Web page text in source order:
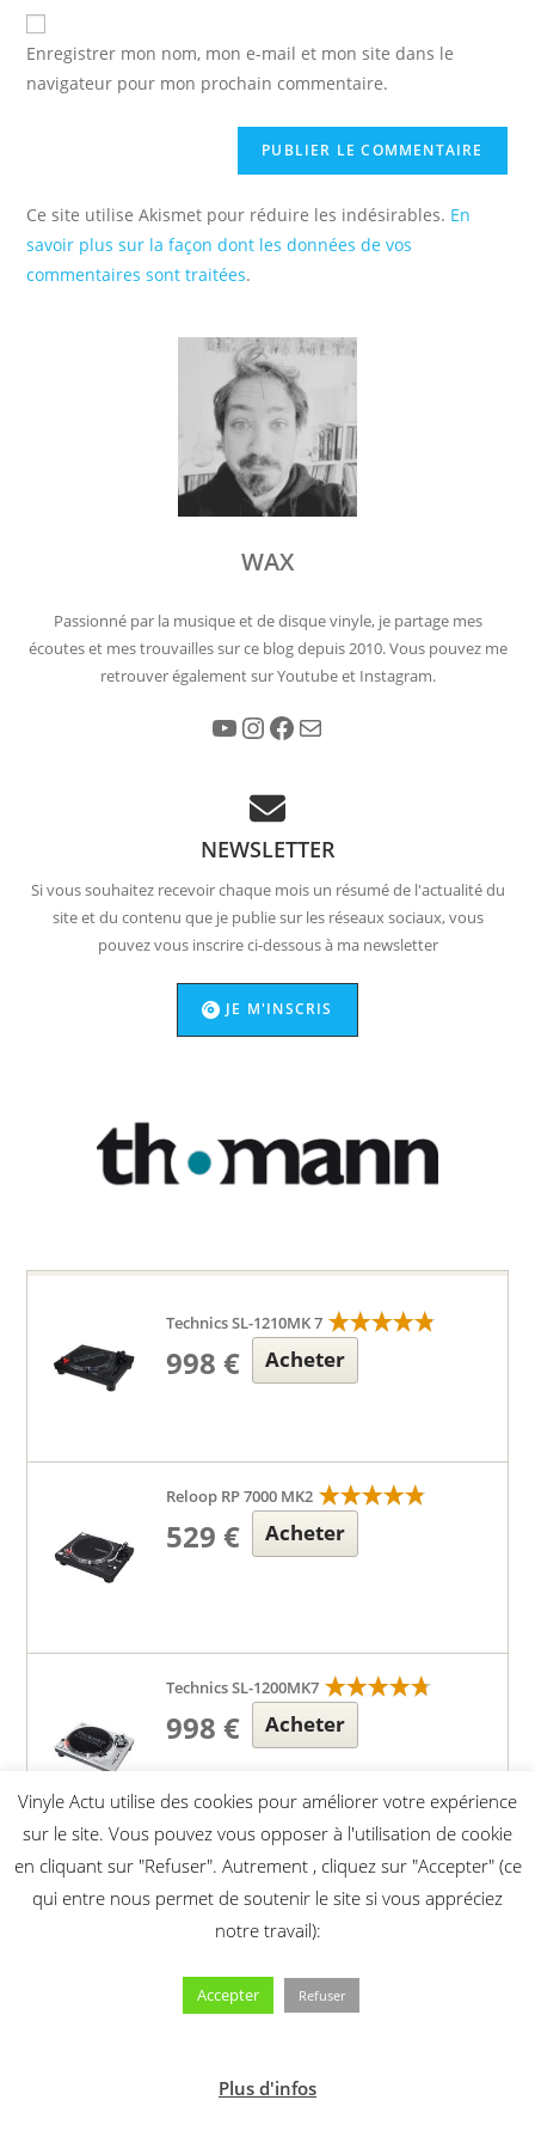
comment
de
votre
(facultatif)
Enregistrer mon nom, mon e-mail et mon site dans le
navigateur pour mon prochain commentaire.
Ce site utilise Akismet pour réduire les indésirables. En
savoir plus sur la façon dont les données de vos
commentaires sont traitées.
WAX
Passionné par la musique et de disque vinyle, je partage mes
écoutes et mes trouvailles sur ce blog depuis 2010. Vous pouvez me
retrouver également sur Youtube et Instagram.
YouTube Instagram Facebook
NEWSLETTER
Si vous souhaitez recevoir chaque mois un résumé de l'actualité du
site et du contenu que je publie sur les réseaux sociaux, vous
pouvez vous inscrire ci-dessous à ma newsletter
JE M'INSCRIS
Technics SL-1210MK 7
998 € Acheter
Reloop RP 7000 MK2
529 € Acheter
Technics SL-1200MK7
998 € Acheter
Audio-Technica AT-LP140XP Black
433 € Acheter
Vinyle Actu utilise des cookies pour améliorer votre expérience
sur le site. Vous pouvez vous opposer à l'utilisation de cookie
en cliquant sur "Refuser". Autrement , cliquez sur "Accepter" (ce
qui entre nous permet de soutenir le site si vous appréciez
notre travail):
Accepter Refuser
Plus d'infos